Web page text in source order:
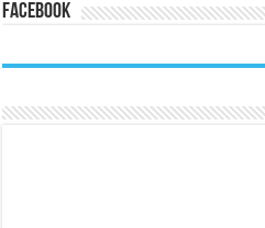
Facebook